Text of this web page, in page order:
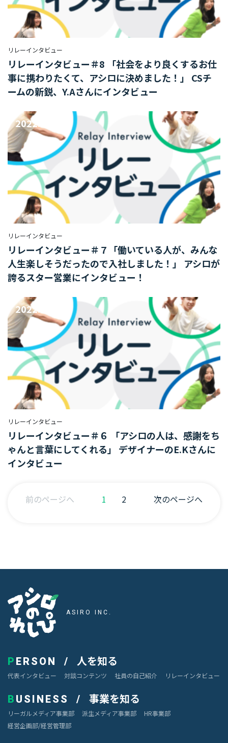
フ
ィ
ス
イ
ベ
ン
サ
ス
テ
ナ
リ
テ
INFO
お知らせ
#TAG
デ
イ
ナ
ー
カ
ス
タ
サ
ク
業
部
人
事
タ
ビ
ー
場
リレーインタビュー
リレーインタビュー＃8 「社会をより良くするお仕
事に携わりたくて、アシロに決めました！」 CSチ
ームの新鋭、Y.Aさんにインタビュー
2022.08.18
リレーインタビュー
リレーインタビュー＃７「働いている人が、みんな
人生楽しそうだったので入社しました！」 アシロが
誇るスター営業にインタビュー！
2022.07.29
リレーインタビュー
リレーインタビュー＃６ 「アシロの人は、感謝をち
ゃんと言葉にしてくれる」 デザイナーのE.Kさんに
インタビュー
前のページへ 1 2 次のページへ
ASIRO INC.
PERSON 人を知る
代表インタビュー 対談コンテンツ 社員の自己紹介 リレーインタビュー
BUSINESS 事業を知る
リーガルメディア事業部 派生メディア事業部
HR事業部
経営企画部/経営管理部